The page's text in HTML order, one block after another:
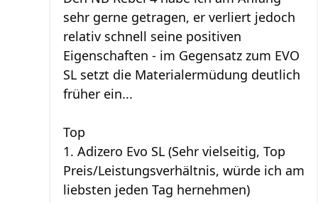
sehr gerne getragen, er verliert jedoch
relativ schnell seine positiven
Eigenschaften - im Gegensatz zum EVO
SL setzt die Materialermüdung deutlich
früher ein...
Top
1. Adizero Evo SL (Sehr vielseitig, Top
Preis/Leistungsverhältnis, würde ich am
liebsten jeden Tag hernehmen)